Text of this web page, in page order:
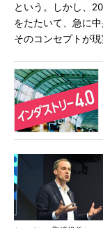
という。しかし、
をたたいて、急に
そのコンセプトが